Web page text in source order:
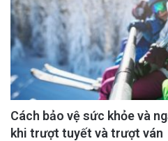
Cách bảo vệ sức khỏe và
khi trượt tuyết và trượt ván